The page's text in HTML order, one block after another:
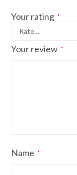
Your rating *
Your review *
Name *